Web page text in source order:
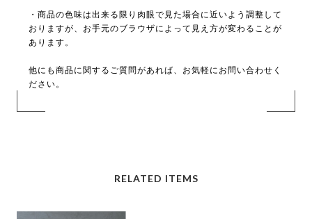
・商品の色味は出来る限り肉眼で見た場合に近いよう調整して
おりますが、お手元のブラウザによって見え方が変わることが
あります。
他にも商品に関するご質問があれば、お気軽にお問い合わせく
ださい。
RELATED ITEMS